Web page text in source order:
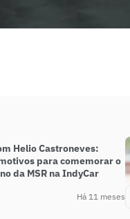
Helio Castroneves:
para comemorar o
da MSR na IndyCar
Há 11 meses